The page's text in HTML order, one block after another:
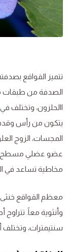
تتميز القواقع
الصدفة من طبقات
االحلزون، وتختلف
يتكون من رأس
المجسات، الزوج
عضو عضلي مسطح
مخاطية تساعد في
وأنثوية معاً.
سنتيمترات، وتختلف